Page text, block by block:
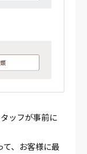
ッフが事前に
、お客様に最